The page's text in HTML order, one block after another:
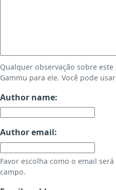
Qualquer observação sobre
Gammu para ele. Você pode
Author name:
Author email:
Favor escolha como o email
campo.